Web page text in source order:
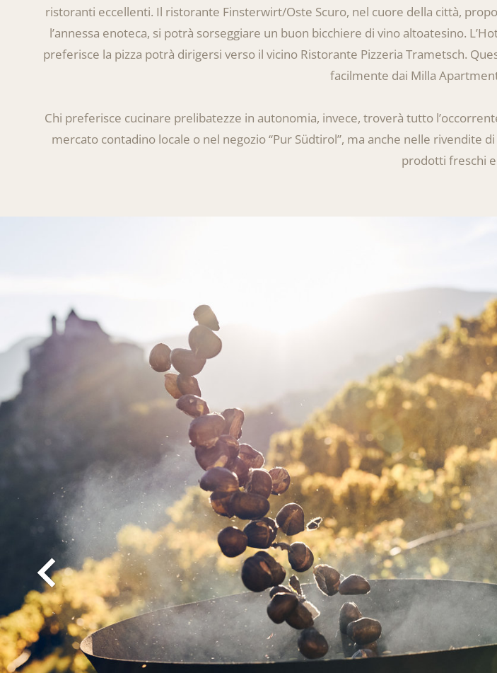
ristoranti eccellenti. Il ristorante Finsterwirt/Oste Scuro, nel cuore della città,
l’annessa enoteca, si potrà sorseggiare un buon bicchiere di vino altoatesino.
preferisce la pizza potrà dirigersi verso il vicino Ristorante Pizzeria Trametsch.
facilmente dai Milla
Chi preferisce cucinare prelibatezze in autonomia, invece, troverà tutto
mercato contadino locale o nel negozio “Pur Südtirol”, ma anche nelle
prodotti freschi